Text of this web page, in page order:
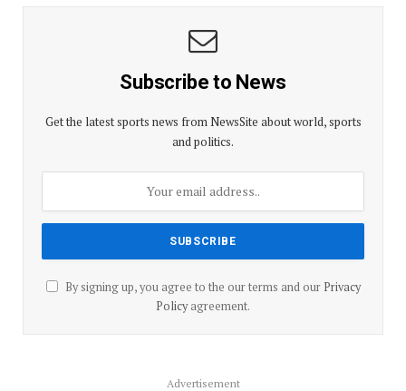
Subscribe to News
Get the latest sports news from NewsSite about world, sports
and politics.
By signing up, you agree to the our terms and our Privacy
Policyagreement.
Advertisement